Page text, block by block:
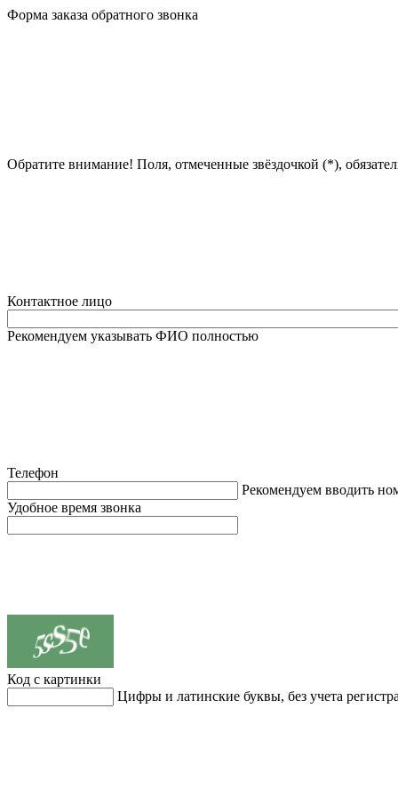
Форма заказа обратного звонка
Обратите внимание! Поля, отмеченные звёздочкой (*),
Контактное лицо
Рекомендуем указывать ФИО полностью
Телефон
Рекомендуем вводить
Удобное время звонка
Код с картинки
Цифры и латинские буквы, без учета